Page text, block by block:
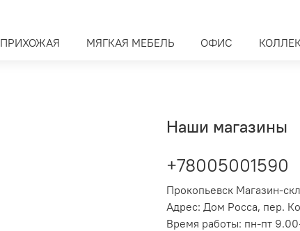
ПРИХОЖАЯ МЯГКАЯ МЕБЕЛЬ ОФИС
Наши магазины
+78005001590
Прокопьевск Магазин-
Адрес: Дом Росса, пер.
Время работы: пн-пт